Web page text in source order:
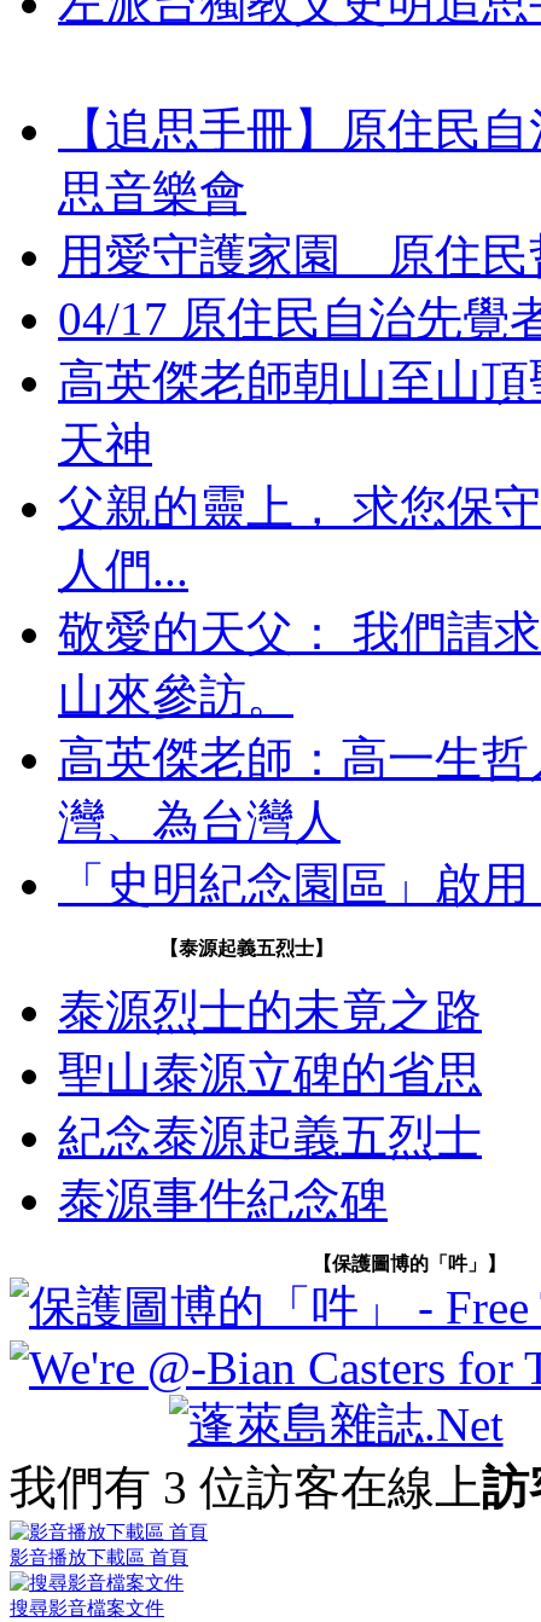
【追思手冊】原住民
思音樂會
用愛守護家園 原住民
04/17 原住民自治先覺
高英傑老師朝山至山
天神
父親的靈上， 求您保
人們...
敬愛的天父： 我們請
山來參訪。
高英傑老師：高一生
灣、為台灣人
「史明紀念園區」啟
【泰源起義五烈士】
泰源烈士的未竟之路
聖山泰源立碑的省思
紀念泰源起義五烈士
泰源事件紀念碑
【保護圖博的「吽」】
我們有 3 位訪客在線上訪
影音播放下載區 首頁
搜尋影音檔案文件